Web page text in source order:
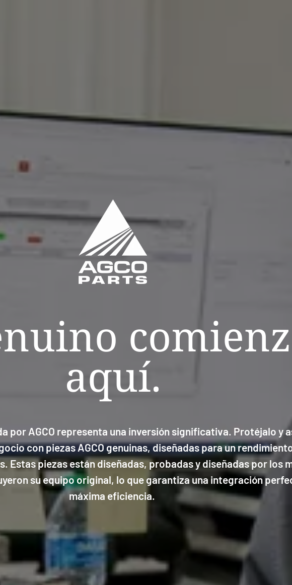
aquí.
por AGCO representa una inversión significativa. Protéjalo y
con piezas AGCO genuinas, diseñadas para un
Estas piezas están diseñadas, probadas y diseñadas por los
su equipo original, lo que garantiza una integración
máxima eficiencia.